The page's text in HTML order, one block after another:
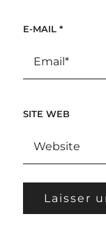
E-MAIL *
SITE WEB